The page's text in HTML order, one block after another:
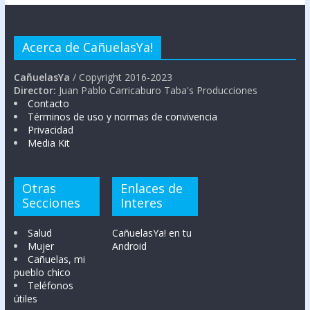
Acerca de CañuelasYa!
CañuelasYa / Copyright 2016-2023
Director: Juan Pablo Carricaburo Taba's Producciones
Contacto
Términos de uso y normas de convivencia
Privacidad
Media Kit
Otras
Secciones
Salud
Mujer
Cañuelas, mi
pueblo chico
Teléfonos
útiles
Enlaces de
Interes
CañuelasYa! en tu
Android